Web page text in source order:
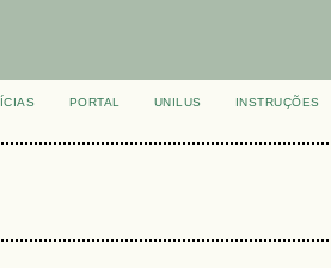
PORTAL UNILUS
INSTRUÇÕES